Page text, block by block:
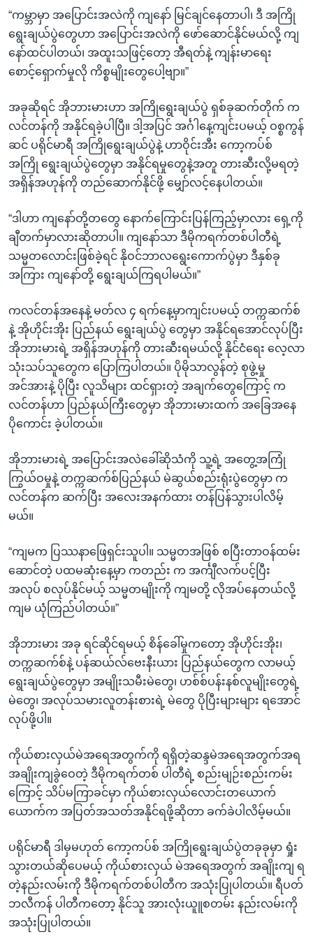
“ကမ္ဘာမှာ အပြောင်းအလဲကို ကျနော် မြင်ချင်နေတာပါ၊ ဒီ အကြို
ရွေးချယ်ပွဲတွေဟာ အပြောင်းအလဲကို ဖော်ဆောင်နိုင်မယ်လို့ ကျ
နော်ထင်ပါတယ်၊ အထူးသဖြင့်တော့ အီရတ်နဲ့ ကျန်းမာရေး
စောင့်ရှောက်မှုလို ကိစ္စမျိုးတွေပေါ့ဗျာ။”
အခုဆိုရင် အိုဘားမားဟာ အကြိုရွေးချယ်ပွဲ ရှစ်ခုဆက်တိုက် က
လင်တန်ကို အနိုင်ရခဲ့ပါပြီ။ ဒါ့အပြင် အင်္ဂါနေ့ကျင်းပမယ့် ဝစ္စကွန်
ဆင် ပရိုင်မာရီ အကြိုရွေးချယ်ပွဲနဲ့ ဟာဝိုင်းအီး ကော့ကပ်စ်
အကြို ရွေးချယ်ပွဲတွေမှာ အနိုင်ရမှုတွေနဲ့အတူ တားဆီးလို့မရတဲ့
အရှိန်အဟုန်ကို တည်ဆောက်နိုင်ဖို့ မျှော်လင့်နေပါတယ်။
“ဒါဟာ ကျနော်တို့တတွေ နောက်ကြောင်းပြန်ကြည့်မှာလား ရှေ့ကို
ချီတက်မှာလားဆိုတာပါ။ ကျနော်သာ ဒီမိုကရက်တစ်ပါတီရဲ့
သမ္မတလောင်းဖြစ်ခဲ့ရင် နိုဝင်ဘာလရွေးကောက်ပွဲမှာ ဒီနှစ်ခု
အကြား ကျနော်တို့ ရွေးချယ်ကြရပါမယ်။”
ကလင်တန်အနေနဲ့ မတ်လ ၄ ရက်နေ့မှာကျင်းပမယ့် တက္ကဆက်စ်
နဲ့ အိုဟိုင်းအိုး ပြည်နယ် ရွေးချယ်ပွဲ တွေမှာ အနိုင်ရအောင်လုပ်ပြီး
အိုဘားမားရဲ့ အရှိန်အဟုန်ကို တားဆီးရမယ်လို့ နိုင်ငံရေး လေ့လာ
သုံးသပ်သူတွေက ပြောကြပါတယ်။ ပိုမိုသာလွန်တဲ့ စုဖွဲ့မှု
အင်အားနဲ့ ပိုပြီး လူသိများ ထင်ရှားတဲ့ အချက်တွေကြောင့် က
လင်တန်ဟာ ပြည်နယ်ကြီးတွေမှာ အိုဘားမားထက် အခြေအနေ
ပိုကောင်း ခဲ့ပါတယ်။
အိုဘားမားရဲ့ အပြောင်းအလဲခေါ်ဆိုသံကို သူ့ရဲ့ အတွေ့အကြုံ
ကြွယ်ဝမှုနဲ့ တက္ကဆက်စ်ပြည်နယ် မဲဆွယ်စည်းရုံးပွဲတွေမှာ က
လင်တန်က ဆက်ပြီး အလေးအနက်ထား တန်ပြန်သွားပါလိမ့်
မယ်။
“ကျမက ပြဿနာဖြေရှင်းသူပါ။ သမ္မတအဖြစ် စပြီးတာဝန်ထမ်း
ဆောင်တဲ့ ပထမဆုံးနေ့မှာ ကတည်း က အင်္ကျီလက်ပင့်ပြီး
အလုပ် စလုပ်နိုင်မယ့် သမ္မတမျိုးကို ကျမတို့ လိုအပ်နေတယ်လို့
ကျမ ယုံကြည်ပါတယ်။”
အိုဘားမား အခု ရင်ဆိုင်ရမယ့် စိန်ခေါ်မှုကတော့ အိုဟိုင်းအိုး၊
တက္ကဆက်စ်နဲ့ ပန်ဆယ်လ်ဗေးနီးယား ပြည်နယ်တွေက လာမယ့်
ရွေးချယ်ပွဲတွေမှာ အမျိုးသမီးမဲတွေ၊ ဟစ်စ်ပန်းနစ်လူမျိုးတွေရဲ့
မဲတွေ၊ အလုပ်သမားလူတန်းစားရဲ့ မဲတွေ ပိုပြီးများများ ရအောင်
လုပ်ဖို့ပါ။
ကိုယ်စားလှယ်မဲအရေအတွက်ကို ရရှိတဲ့ဆန္ဒမဲအရေအတွက်အရ
အချိုးကျခွဲဝေတဲ့ ဒီမိုကရက်တစ် ပါတီရဲ့ စည်းမျဉ်းစည်းကမ်း
ကြောင့် သိပ်မကြာခင်မှာ ကိုယ်စားလှယ်လောင်းတယောက်
ယောက်က အပြတ်အသတ်အနိုင်ရဖို့ဆိုတာ ခက်ခဲပါလိမ့်မယ်။
ပရိုင်မာရီ ဒါမှမဟုတ် ကော့ကပ်စ် အကြိုရွေးချယ်ပွဲတခုခုမှာ ရှုံး
သွားတယ်ဆိုပေမယ့် ကိုယ်စားလှယ် မဲအရေအတွက် အချိုးကျ ရ
တဲ့နည်းလမ်းကို ဒီမိုကရက်တစ်ပါတီက အသုံးပြုပါတယ်။ ရီပတ်
ဘလီကန် ပါတီကတော့ နိုင်သူ အားလုံးယူူစတမ်း နည်းလမ်းကို
အသုံးပြုပါတယ်။